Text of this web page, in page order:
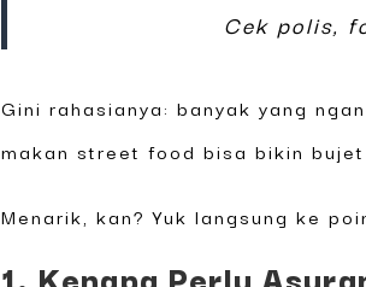
Cek polis,
Gini rahasianya: banyak yang
makan street food bisa bikin bujet
Menarik, kan? Yuk langsung ke